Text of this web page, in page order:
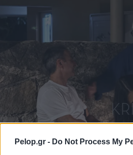
Pelop.gr - Do Not Process My